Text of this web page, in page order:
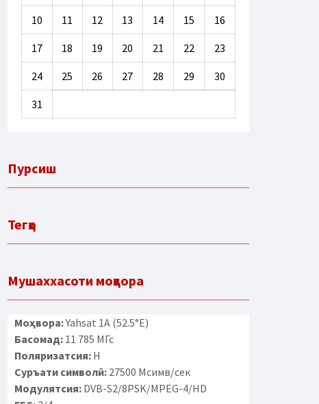
10 11 12 13 14 15 16
17 18 19 20 21 22 23
24 25 26 27 28 29 30
31
Пурсиш
Тегҳо
Мушаххасоти моҳвора
Моҳвора:Yahsat 1A (52.5°E)
Басомад:11 785 МГс
Поляризатсия:H
Суръати символӣ:27500 Мсимв/сек
Модулятсия:DVB-S2/8PSK/MPEG-4/HD